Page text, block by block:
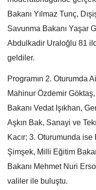
Bakanı Yılmaz Tunç,
Savunma Bakanı Yaşar
Abdulkadir Uraloğlu 81
geldiler.
Programın 2. Oturumda
Mahinur Özdemir
Bakanı Vedat Işıkhan,
Aşkın Bak, Sanayi ve
Kacır; 3. Oturumunda
Şimşek, Milli Eğitim
Bakanı Mehmet Nuri
valiler ile buluştu.